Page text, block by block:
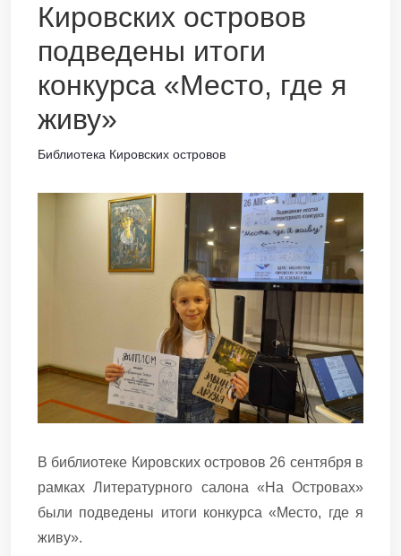
Кировских островов
подведены итоги
конкурса «Место, где я
живу»
Библиотека Кировских островов
В библиотеке Кировских островов 26 сентября в
рамках Литературного салона «На Островах»
были подведены итоги конкурса «Место, где я
живу».